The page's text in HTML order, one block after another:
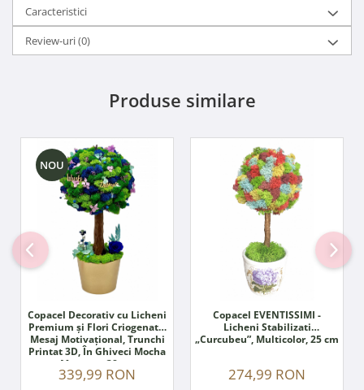
Caracteristici
Review-uri(0)
Produse similare
NOU
Copacel Decorativ cu Licheni
Premium și Flori Criogenate,
Mesaj Motivațional, Trunchi
Printat 3D, În Ghiveci Mocha
Mousse – 38 cm
339,99 RON
Copacel EVENTISSIMI -
Licheni Stabilizati
„Curcubeu”, Multicolor, 25 cm
274,99 RON